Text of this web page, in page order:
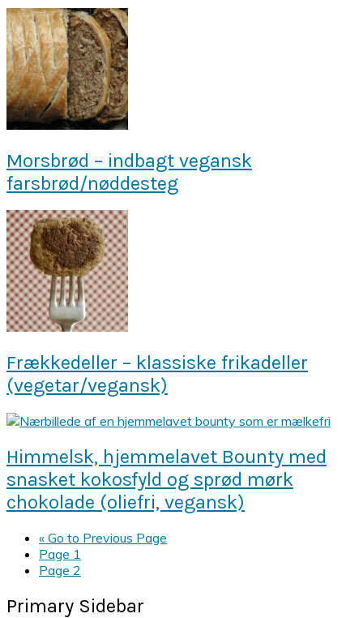
Morsbrød – indbagt vegansk
farsbrød/nøddesteg
Frækkedeller – klassiske frikadeller
(vegetar/vegansk)
Himmelsk, hjemmelavet Bounty med
snasket kokosfyld og sprød mørk
chokolade (oliefri, vegansk)
« Go to Previous Page
Page 1
Page 2
Primary Sidebar